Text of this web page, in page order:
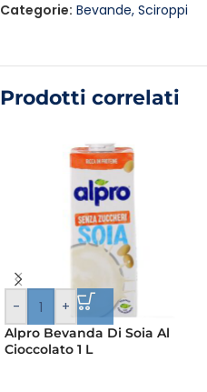
Categorie: Bevande, Sciroppi
Prodotti correlati
- +
Alpro Bevanda Di Soia Al
Cioccolato 1 L